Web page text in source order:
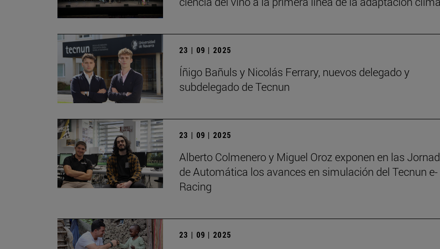
23 | 09 | 2025
Íñigo Bañuls y Nicolás Ferrary, nuevos delegado y
subdelegado de Tecnun
23 | 09 | 2025
Alberto Colmenero y Miguel Oroz exponen en las
de Automática los avances en simulación del Tecnun e-
Racing
23 | 09 | 2025